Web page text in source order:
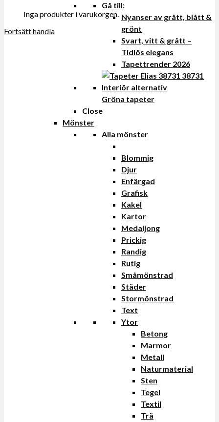
Inga produkter i varukorgen.
Fortsätt handla
Gå till:
Nyanser av grått, blått &
grönt
Svart, vitt & grått –
Tidlös elegans
Tapettrender 2026
Gröna tapeter
Close
Mönster
Alla mönster
Blommig
Djur
Enfärgad
Grafisk
Kakel
Kartor
Medaljong
Prickig
Randig
Rutig
Småmönstrad
Städer
Stormönstrad
Text
Ytor
Betong
Marmor
Metall
Naturmaterial
Sten
Tegel
Textil
Trä